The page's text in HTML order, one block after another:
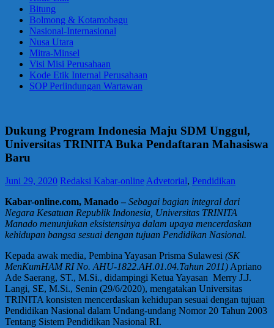
Bitung
Bolmong & Kotamobagu
Nasional-Internasional
Nusa Utara
Mitra-Minsel
Visi Misi Perusahaan
Kode Etik Internal Perusahaan
SOP Perlindungan Wartawan
Dukung Program Indonesia Maju SDM Unggul,
Universitas TRINITA Buka Pendaftaran Mahasiswa
Baru
Juni 29, 2020 Redaksi Kabar-onlineAdvetorial, Pendidikan
Kabar-online.com, Manado – Sebagai bagian integral dari
Negara Kesatuan Republik Indonesia, Universitas TRINITA
Manado menunjukan eksistensinya dalam upaya mencerdaskan
kehidupan bangsa sesuai dengan tujuan Pendidikan Nasional.
Kepada awak media, Pembina Yayasan Prisma Sulawesi (SK
MenKumHAM RI No. AHU-1822.AH.01.04.Tahun 2011)Apriano
Ade Saerang, ST., M.Si., didampingi Ketua Yayasan Merry J.J.
Langi, SE, M.Si., Senin (29/6/2020), mengatakan Universitas
TRINITA konsisten mencerdaskan kehidupan sesuai dengan tujuan
Pendidikan Nasional dalam Undang-undang Nomor 20 Tahun 2003
Tentang Sistem Pendidikan Nasional RI.